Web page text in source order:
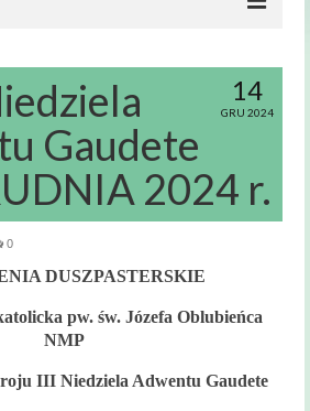
14
GRU 2024
Gaudete
2024 r.
0
DUSZPASTERSKIE
pw. św. Józefa Oblubieńca
NMP
III Niedziela Adwentu Gaudete